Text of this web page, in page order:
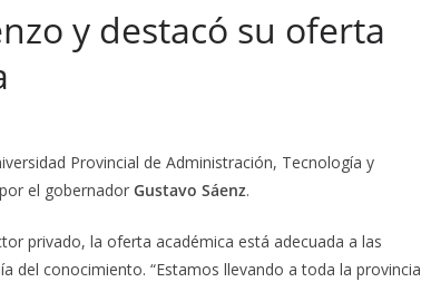
y destacó su oferta
Provincial de Administración, Tecnología y
el gobernador Gustavo Sáenz.
privado, la oferta académica está adecuada a las
del conocimiento. “Estamos llevando a toda la provincia